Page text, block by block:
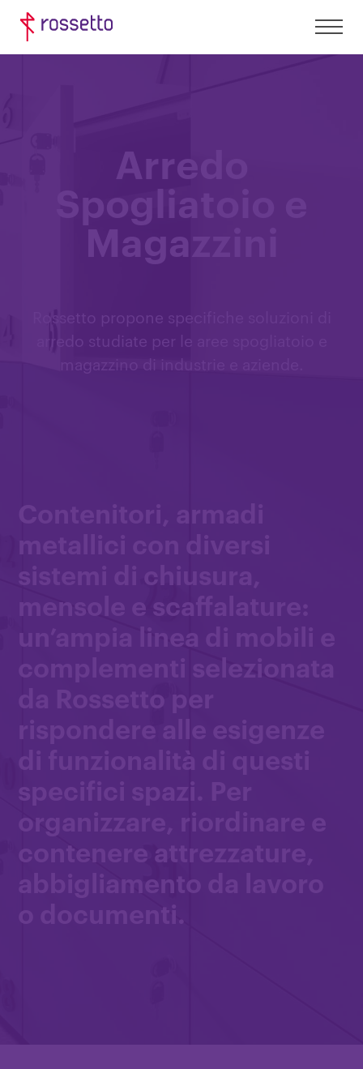
Arredo
Spogliatoio e
Magazzini
Rossetto propone specifiche soluzioni di
arredo studiate per le aree spogliatoio e
magazzino di industrie e aziende.
Contenitori, armadi
metallici con diversi
sistemi di chiusura,
mensole e scaffalature:
un’ampia linea di mobili e
complementi selezionata
da Rossetto per
rispondere alle esigenze
di funzionalità di questi
specifici spazi. Per
organizzare, riordinare e
contenere attrezzature,
abbigliamento da lavoro
o documenti.